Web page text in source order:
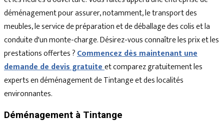
déménagement pour assurer, notamment, le transport des
meubles, le service de préparation et de déballage des colis et la
conduite d'un monte-charge. Désirez-vous connaître les prix et les
prestations offertes ?Commencez dès maintenant une
demande de devis gratuiteet comparez gratuitement les
experts en déménagement de Tintange et des localités
environnantes.
Déménagement à Tintange